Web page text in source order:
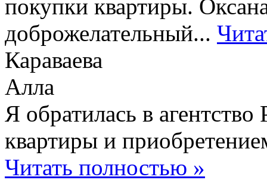
покупки квартиры.
доброжелательный...
Караваева
Алла
Я обратилась в
квартиры и
Читать полностью »